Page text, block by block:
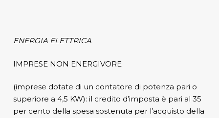
ENERGIA ELETTRICA
IMPRESE NON ENERGIVORE
(imprese dotate di un contatore di potenza pari o
superiore a 4,5 KW): il credito d’imposta è pari al 35
per cento della spesa sostenuta per l’acquisto della